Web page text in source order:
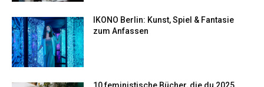
IKONO Berlin: Kunst, Spiel & Fantasie
zum Anfassen